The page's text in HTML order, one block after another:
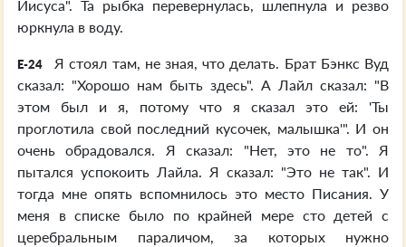
Иисуса". Та рыбка перевернулась, шлепнула и резво
юркнула в воду.
E-24
Я стоял там, не зная, что делать. Брат Бэнкс Вуд
сказал: "Хорошо нам быть здесь". А Лайл сказал: "В
этом был и я, потому что я сказал это ей: 'Ты
проглотила свой последний кусочек, малышка'". И он
очень обрадовался. Я сказал: "Нет, это не то". Я
пытался успокоить Лайла. Я сказал: "Это не так". И
тогда мне опять вспомнилось это место Писания. У
меня в списке было по крайней мере сто детей с
церебральным параличом, за которых нужно